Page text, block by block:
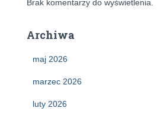
Brak komentarzy do wyświetlenia.
Archiwa
maj 2026
marzec 2026
luty 2026